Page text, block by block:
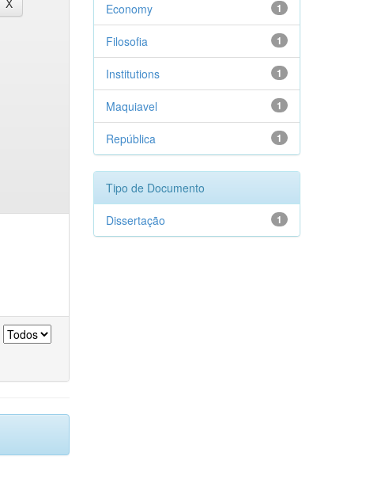
1
Economy
1
Filosofia
1
Institutions
1
Maquiavel
1
República
Tipo de Documento
1
Dissertação